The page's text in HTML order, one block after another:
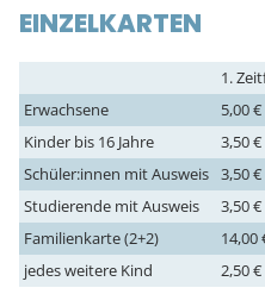
EINZELKARTEN
1.
Erwachsene
5,00 €
Kinder bis 16 Jahre
3,50 €
Schüler:innen mit Ausweis 3,50 €
Studierende mit Ausweis
3,50 €
Familienkarte (2+2)
14,00
jedes weitere Kind
2,50 €